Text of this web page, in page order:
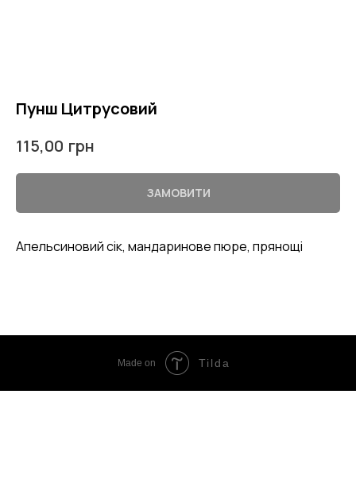
Пунш Цитрусовий
115,00 грн
ЗАМОВИТИ
Апельсиновий сік, мандаринове пюре, прянощі
Made on Tilda